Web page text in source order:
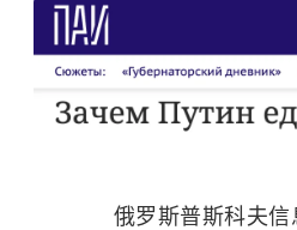
俄罗斯普斯科夫信